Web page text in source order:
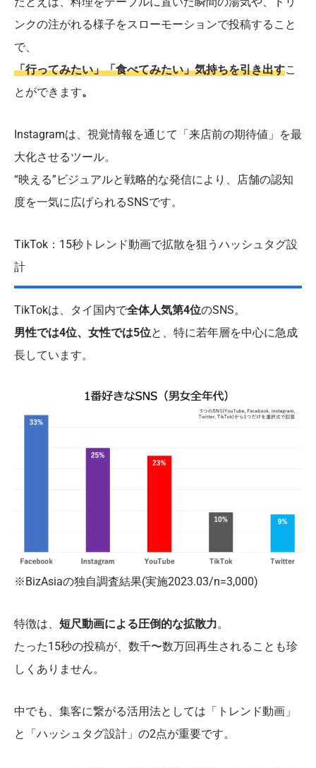
ンクの注がれる様子をスローモーションで投稿すること
で、
「行ってみたい」「食べてみたい」気持ちを引き出すこ
とができます。
Instagramは、視覚情報を通じて「来店前の期待値」を最
大化させるツール。
“映える”ビジュアルと戦略的な発信により、店舗の認知
度を一気に広げられるSNSです。
TikTok：15秒トレンド動画で拡散を狙うハッシュタグ設
計
TikTokは、タイ国内で全体人気第4位のSNS。
男性では4位、女性では5位と、特に若年層を中心に急成
長しています。
※BizAsiaの独自調査結果(実施2023.03/n=3,000)
特徴は、 短尺動画による圧倒的な拡散力。
たった15秒の投稿が、数千〜数万回再生されることも珍
しくありません。
中でも、集客に繋がる活用法としては「トレンド動画」
と「ハッシュタグ設計」の2点が重要です。